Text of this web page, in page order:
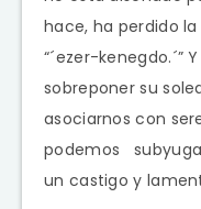
hace, ha perdido
“´ezer-kenegdo.´”
sobreponer su
asociarnos con
podemos
un castigo y